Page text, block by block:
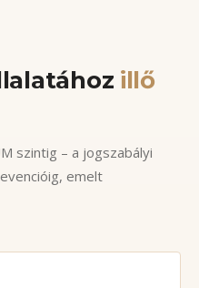
illő
szintig – a jogszabályi
emelt